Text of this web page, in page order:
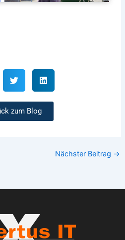
zum Blog
Nächster Beitrag →